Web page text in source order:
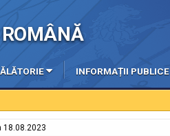
INFORMAȚII PUBLICE
18.08.2023